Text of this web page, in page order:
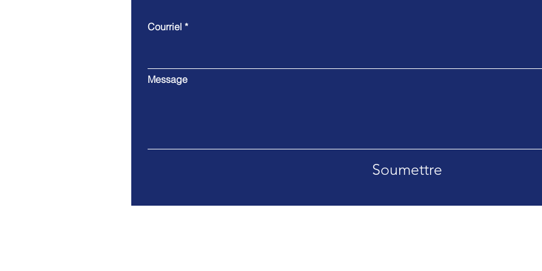
Courriel
Message
Soumettre